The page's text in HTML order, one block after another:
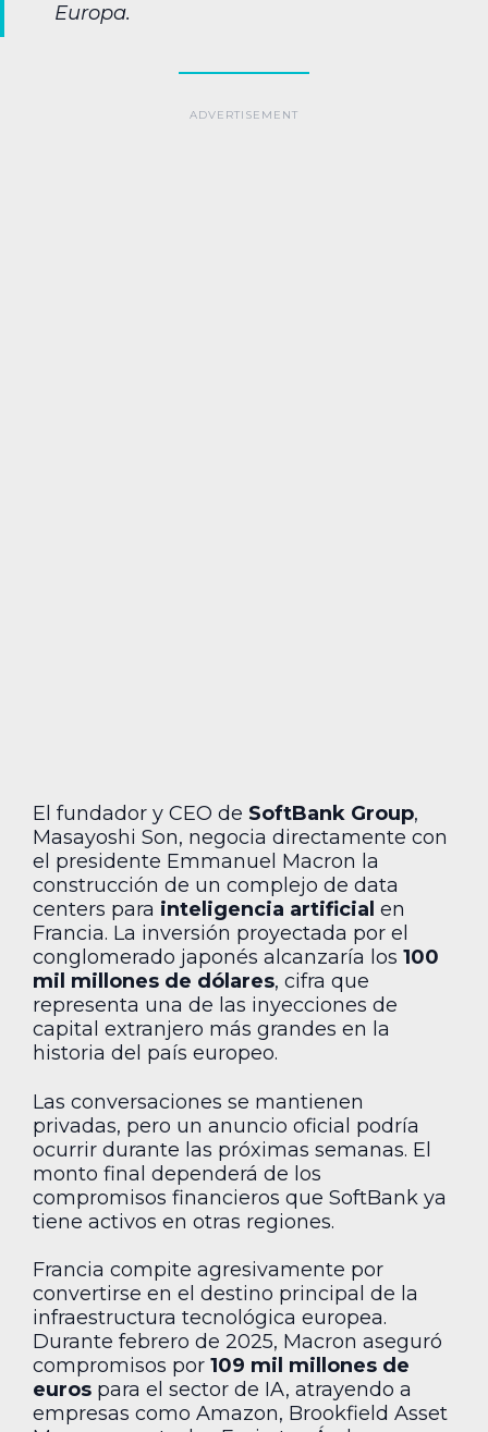
Europa.
El fundador y CEO de SoftBank Group,
Masayoshi Son, negocia directamente con
el presidente Emmanuel Macron la
construcción de un complejo de data
centers para inteligencia artificial en
Francia. La inversión proyectada por el
conglomerado japonés alcanzaría los 100
mil millones de dólares, cifra que
representa una de las inyecciones de
capital extranjero más grandes en la
historia del país europeo.
Las conversaciones se mantienen
privadas, pero un anuncio oficial podría
ocurrir durante las próximas semanas. El
monto final dependerá de los
compromisos financieros que SoftBank ya
tiene activos en otras regiones.
Francia compite agresivamente por
convertirse en el destino principal de la
infraestructura tecnológica europea.
Durante febrero de 2025, Macron aseguró
compromisos por 109 mil millones de
euros para el sector de IA, atrayendo a
empresas como Amazon, Brookfield Asset